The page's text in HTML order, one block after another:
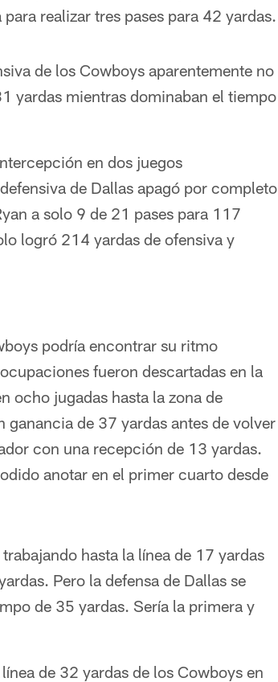
realizar tres pases para 42 yardas.
de los Cowboys aparentemente no
yardas mientras dominaban el tiempo
en dos juegos
de Dallas apagó por completo
a solo 9 de 21 pases para 117
logró 214 yardas de ofensiva y
podría encontrar su ritmo
fueron descartadas en la
ocho jugadas hasta la zona de
de 37 yardas antes de volver
con una recepción de 13 yardas.
anotar en el primer cuarto desde
hasta la línea de 17 yardas
Pero la defensa de Dallas se
de 35 yardas. Sería la primera y
de 32 yardas de los Cowboys en